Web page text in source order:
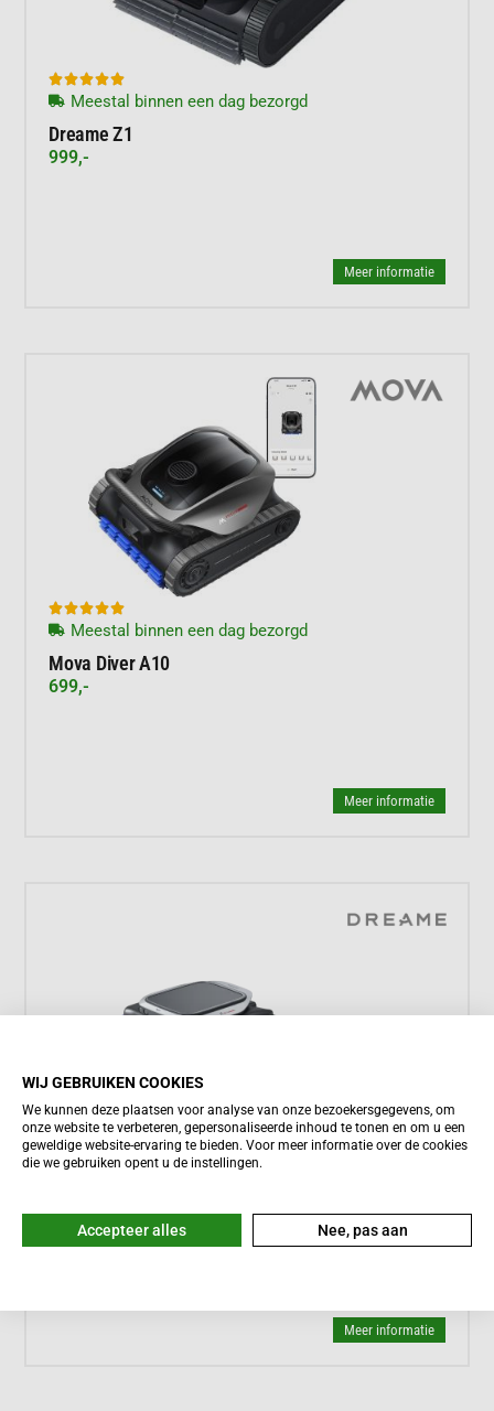

Meestal binnen een dag bezorgd
Dreame Z1
999,-
Meer informatie

Meestal binnen een dag bezorgd
Mova Diver A10
699,-
Meer informatie
  
Meestal binnen een dag bezorgd
599,-
Meer informatie
WIJ GEBRUIKEN COOKIES
We kunnen deze plaatsen voor analyse van onze bezoekersgegevens, om
onze website te verbeteren, gepersonaliseerde inhoud te tonen en om u een
geweldige website-ervaring te bieden. Voor meer informatie over de cookies
die we gebruiken opent u de instellingen.
Accepteer alles Nee, pas aan